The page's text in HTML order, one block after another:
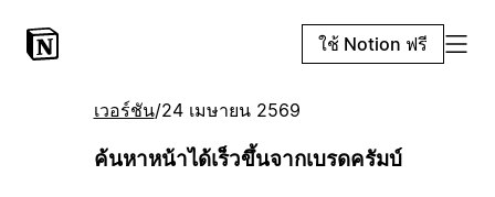
ใช้ Notion ฟรี
เวอร์ชัน/24 เมษายน 2569
ค้นหาหน้าได้เร็วขึ้นจากเบรดครัมบ์